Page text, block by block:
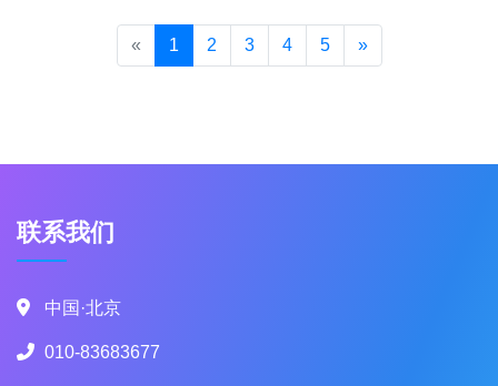
« 1 2 3 4 5 »
联系我们
中国·北京
010-83683677